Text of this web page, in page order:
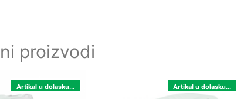
proizvodi
Artikal u dolasku... Artikal u dolasku...